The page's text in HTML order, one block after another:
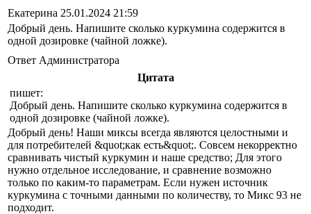
Екатерина 25.01.2024 21:59
Добрый день. Напишите сколько куркумина содержится в
одной дозировке (чайной ложке).
Ответ Администратора
Цитата
пишет:
Добрый день. Напишите сколько куркумина содержится в
одной дозировке (чайной ложке).
Добрый день! Наши миксы всегда являются целостными и
для потребителей &quot;как есть&quot;. Совсем некорректно
сравнивать чистый куркумин и наше средство; Для этого
нужно отдельное исследование, и сравнение возможно
только по каким-то параметрам. Если нужен источник
куркумина с точными данными по количеству, то Микс 93 не
подходит.